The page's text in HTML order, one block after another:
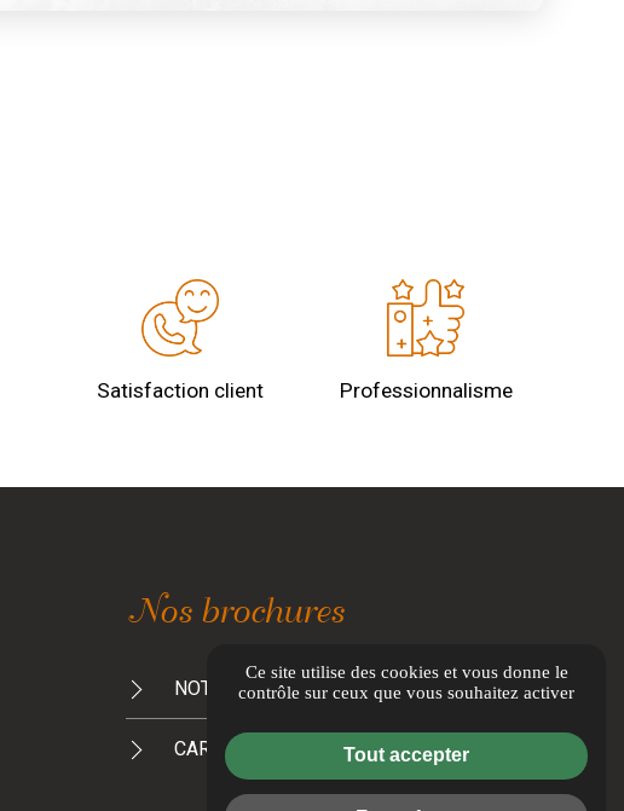
Satisfaction client Professionnalisme
Nos brochures
NOTRE PROMESSE À LA PLANÈTE
CARTE TRAITEUR 2026/2027
Ce site utilise des cookies et vous donne le
contrôle sur ceux que vous souhaitez activer
Tout accepter